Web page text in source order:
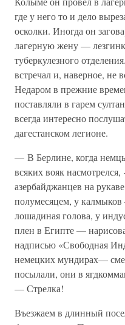
где у него то и дело
осколки. Иногда он
лагерную жену —
туберкулезного
встречал и, наверное, не
Недаром в прежние
поставляли в гарем
всегда интересно
дагестанском легионе.
— В Берлине, когда
всяких вояк
азербайджанцев на
полумесяцем, у
лошадиная голова, у
плен в Египте —
надписью «Свободная
немецких мундирах—
посылали, они в
— Стрелка!
Въезжаем в длинный